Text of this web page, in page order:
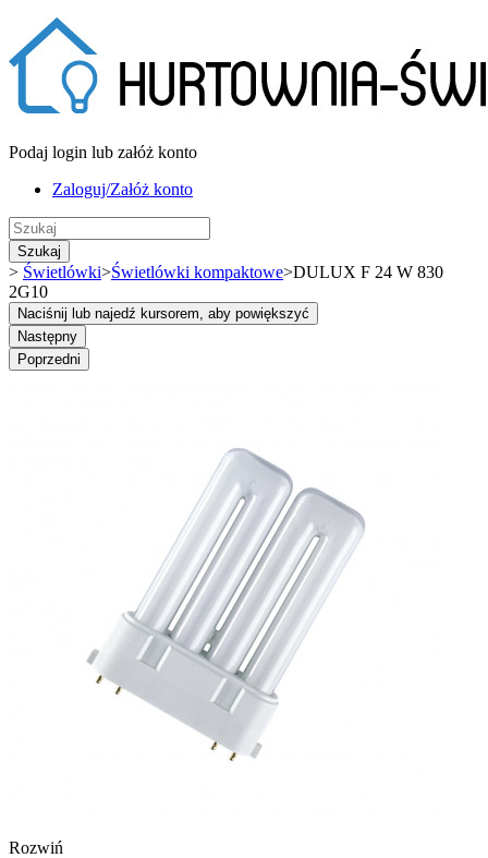
Podaj login lub załóż konto
Zaloguj/Załóż konto
Szukaj
> Świetlówki>Świetlówki kompaktowe>DULUX F 24 W 830
2G10
Naciśnij lub najedź kursorem, aby powiększyć
Następny
Poprzedni
Rozwiń